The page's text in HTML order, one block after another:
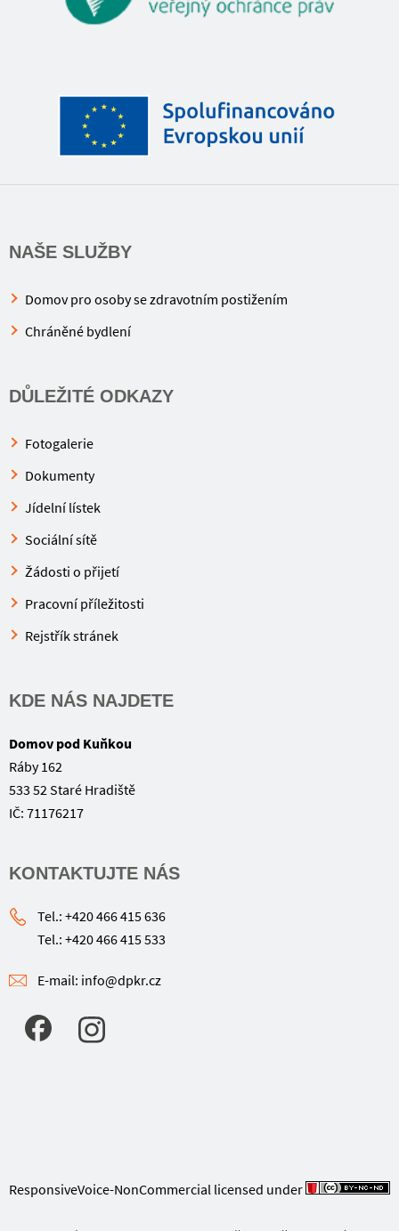
NAŠE SLUŽBY
Domov pro osoby se zdravotním postižením
Chráněné bydlení
DŮLEŽITÉ ODKAZY
Fotogalerie
Dokumenty
Jídelní lístek
Sociální sítě
Žádosti o přijetí
Pracovní příležitosti
Rejstřík stránek
KDE NÁS NAJDETE
Domov pod Kuňkou
Ráby 162
533 52 Staré Hradiště
IČ: 71176217
KONTAKTUJTE NÁS
Tel.: +420 466 415 636
Tel.: +420 466 415 533
E-mail: info@dpkr.cz
ResponsiveVoice-NonCommercial licensed under